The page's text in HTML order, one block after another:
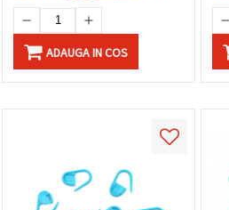
ADAUGA IN COS